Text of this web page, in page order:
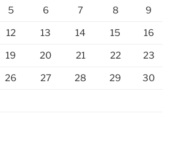
5 6 7 8 9
12 13 14 15 16
19 20 21 22 23
26 27 28 29 30